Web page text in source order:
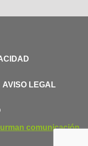
AVISO LEGAL
comunicación